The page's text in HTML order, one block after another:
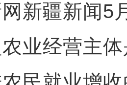
疆新闻5
业经营主